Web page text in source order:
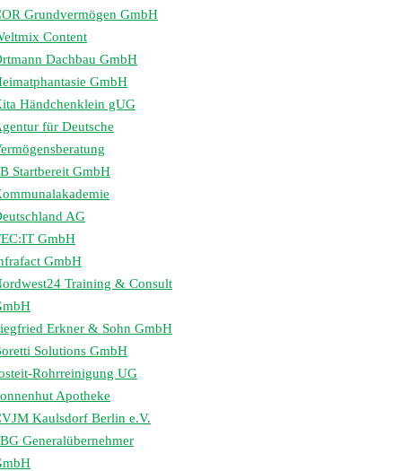
Grundvermögen GmbH
Content
Dachbau GmbH
GmbH
Händchenklein gUG
für Deutsche
Startbereit GmbH
AG
GmbH
GmbH
Training & Consult
Erkner & Sohn GmbH
Solutions GmbH
Rohrreinigung UG
Apotheke
Kaulsdorf Berlin e.V.
Generalübernehmer